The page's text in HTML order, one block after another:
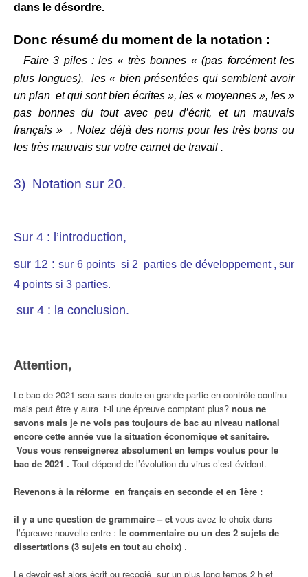
dans le désordre.
Donc résumé du moment de la notation :
Faire 3 piles : les « très bonnes « (pas forcément les
plus longues), les « bien présentées qui semblent avoir
un plan et qui sont bien écrites », les « moyennes », les »
pas bonnes du tout avec peu d’écrit, et un mauvais
français » . Notez déjà des noms pour les très bons ou
les très mauvais sur votre carnet de travail .
3) Notation sur 20.
Sur 4 : l’introduction,
sur 12 :sur 6 points si 2 parties de développement ,sur
4 points si 3 parties.
sur 4 : la conclusion.
Attention,
Le bac de 2021 sera sans doute en grande partie en contrôle continu
mais peut être y aura t-il une épreuve comptant plus? nous ne
savons mais je ne vois pas toujours de bac au niveau national
encore cette année vue la situation économique et sanitaire.
Vous vous renseignerez absolument en temps voulus pour le
bac de 2021 . Tout dépend de l’évolution du virus c’est évident.
Revenons à la réforme en français en seconde et en 1ère :
il y a une question de grammaire – et vous avez le choix dans
l’épreuve nouvelle entre : le commentaire ou un des 2 sujets de
dissertations (3 sujets en tout au choix) .
Le devoir est alors écrit ou recopié sur un plus long temps 2 h et